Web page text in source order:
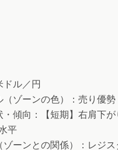
ドル／円
（ゾーンの色）：売り優勢
・傾向：【短期】右肩下
平
ゾーンとの関係）：レジ